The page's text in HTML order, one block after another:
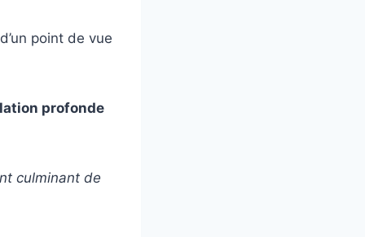
point de vue
profonde
culminant de